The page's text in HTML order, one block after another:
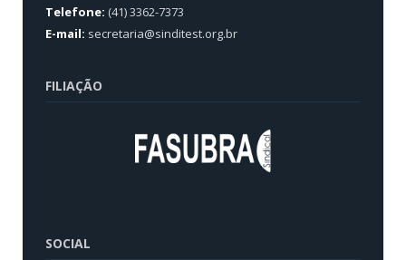
Telefone: (41) 3362-7373
E-mail: secretaria@sinditest.org.br
FILIAÇÃO
SOCIAL